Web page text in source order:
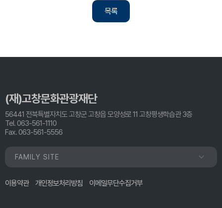
목록
(재)고창문화관광재단
56441 전북특별자치도 고창군 고창읍 모양성로 11 고창평생학습관 3층
Tel. 063-561-1110
Fax. 063-561-5556
FAMILY SITE
이용약관 개인정보처리방침 이메일무단수집거부